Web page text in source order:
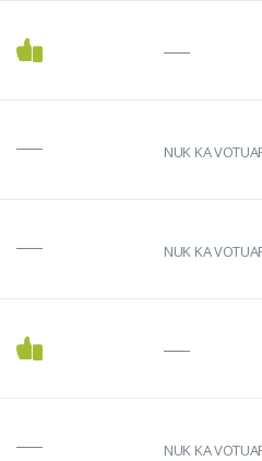
NUK KA
NUK KA
NUK KA